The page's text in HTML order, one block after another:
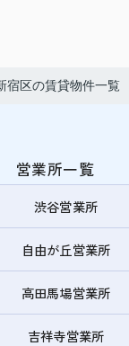
宿区の賃貸物件一覧
営業所一覧
渋谷営業所
自由が丘営業所
高田馬場営業所
吉祥寺営業所